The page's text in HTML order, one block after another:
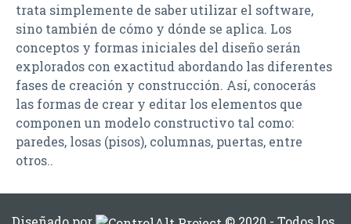
trata simplemente de saber utilizar el software,
sino también de cómo y dónde se aplica. Los
conceptos y formas iniciales del diseño serán
explorados con exactitud abordando las diferentes
fases de creación y construcción. Así, conocerás
las formas de crear y editar los elementos que
componen un modelo constructivo tal como:
paredes, losas (pisos), columnas, puertas, entre
otros..